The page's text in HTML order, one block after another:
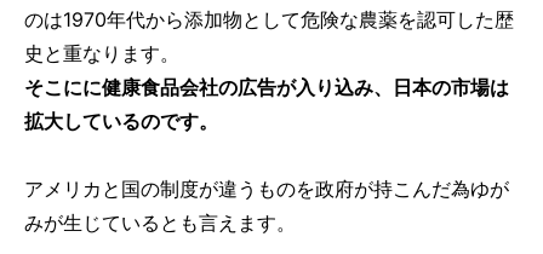
のは1970年代から添加物として危険な農薬を認可した歴
史と重なります。
そこにに健康食品会社の広告が入り込み、日本の市場は
拡大しているのです。
アメリカと国の制度が違うものを政府が持こんだ為ゆが
みが生じているとも言えます。